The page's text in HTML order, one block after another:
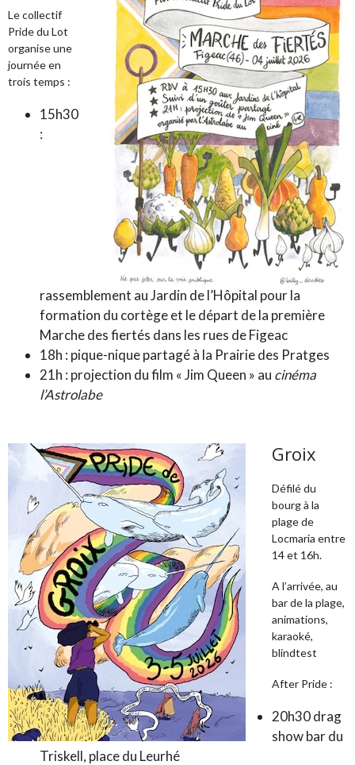
Le collectif
Pride du Lot
organise une
journée en
trois temps :
15h30
:
rassemblement au Jardin de l’Hôpital pour la
formation du cortège et le départ de la première
Marche des fiertés dans les rues de Figeac
18h : pique-nique partagé à la Prairie des Pratges
21h : projection du film « Jim Queen » au cinéma
l’Astrolabe
Groix
Défilé du
bourg à la
plage de
Locmaria entre
14 et 16h.
A l’arrivée, au
bar de la plage,
animations,
karaoké,
blindtest
After Pride :
20h30 drag
show bar du
Triskell, place du Leurhé